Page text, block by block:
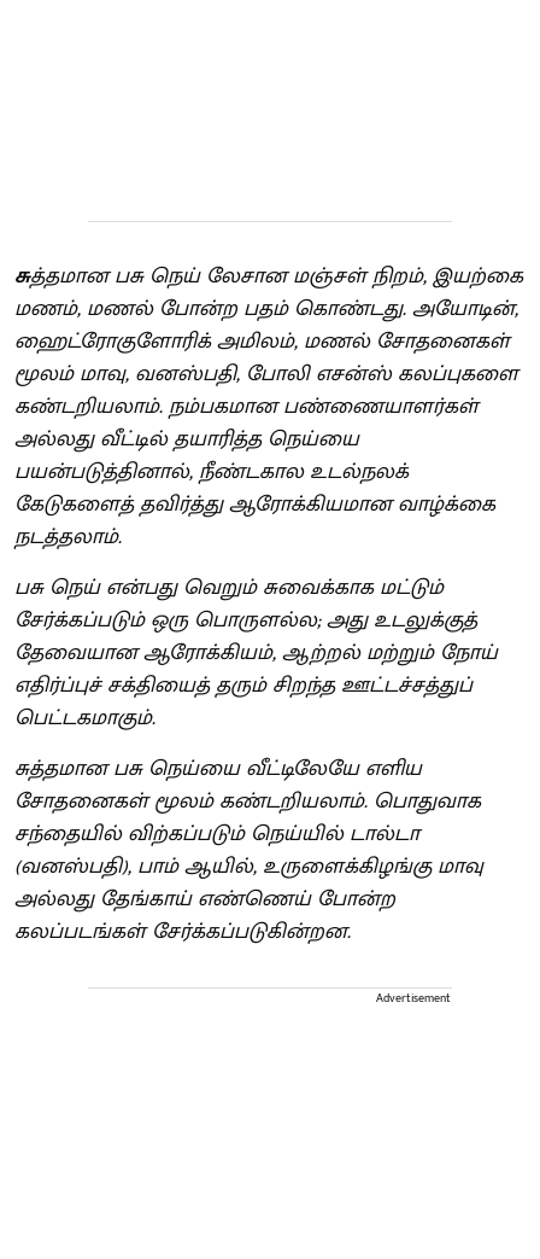
சுத்தமான பசு நெய் லேசான மஞ்சள் நிறம், இயற்கை
மணம், மணல் போன்ற பதம் கொண்டது. அயோடின்,
ஹைட்ரோகுளோரிக் அமிலம், மணல் சோதனைகள்
மூலம் மாவு, வனஸ்பதி, போலி எசன்ஸ் கலப்புகளை
கண்டறியலாம். நம்பகமான பண்ணையாளர்கள்
அல்லது வீட்டில் தயாரித்த நெய்யை
பயன்படுத்தினால், நீண்டகால உடல்நலக்
கேடுகளைத் தவிர்த்து ஆரோக்கியமான வாழ்க்கை
நடத்தலாம்.
பசு நெய் என்பது வெறும் சுவைக்காக மட்டும்
சேர்க்கப்படும் ஒரு பொருளல்ல; அது உடலுக்குத்
தேவையான ஆரோக்கியம், ஆற்றல் மற்றும் நோய்
எதிர்ப்புச் சக்தியைத் தரும் சிறந்த ஊட்டச்சத்துப்
பெட்டகமாகும்.
சுத்தமான பசு நெய்யை வீட்டிலேயே எளிய
சோதனைகள் மூலம் கண்டறியலாம். பொதுவாக
சந்தையில் விற்கப்படும் நெய்யில் டால்டா
(வனஸ்பதி), பாம் ஆயில், உருளைக்கிழங்கு மாவு
அல்லது தேங்காய் எண்ணெய் போன்ற
கலப்படங்கள் சேர்க்கப்படுகின்றன.
Advertisement